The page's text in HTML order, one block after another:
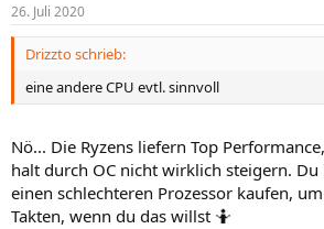
e
n
26. Juli 2020
Drizzto schrieb:
eine andere CPU evtl. sinnvoll
Nö... Die Ryzens liefern Top
halt durch OC nicht wirklich steigern.
einen schlechteren Prozessor kaufen,
Takten, wenn du das willst 🤷